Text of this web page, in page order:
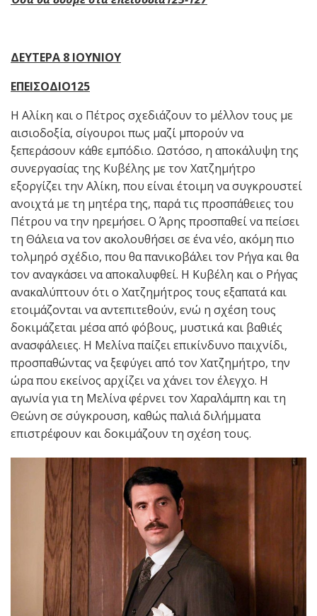
ΔΕΥΤΕΡΑ 8 ΙΟΥΝΙΟΥ
ΕΠΕΙΣΟΔΙΟ125
Η Αλίκη και ο Πέτρος σχεδιάζουν το μέλλον τους με
αισιοδοξία, σίγουροι πως μαζί μπορούν να
ξεπεράσουν κάθε εμπόδιο. Ωστόσο, η αποκάλυψη της
συνεργασίας της Κυβέλης με τον Χατζημήτρο
εξοργίζει την Αλίκη, που είναι έτοιμη να συγκρουστεί
ανοιχτά με τη μητέρα της, παρά τις προσπάθειες του
Πέτρου να την ηρεμήσει. Ο Άρης προσπαθεί να πείσει
τη Θάλεια να τον ακολουθήσει σε ένα νέο, ακόμη πιο
τολμηρό σχέδιο, που θα πανικοβάλει τον Ρήγα και θα
τον αναγκάσει να αποκαλυφθεί. Η Κυβέλη και ο Ρήγας
ανακαλύπτουν ότι ο Χατζημήτρος τους εξαπατά και
ετοιμάζονται να αντεπιτεθούν, ενώ η σχέση τους
δοκιμάζεται μέσα από φόβους, μυστικά και βαθιές
ανασφάλειες. Η Μελίνα παίζει επικίνδυνο παιχνίδι,
προσπαθώντας να ξεφύγει από τον Χατζημήτρο, την
ώρα που εκείνος αρχίζει να χάνει τον έλεγχο. Η
αγωνία για τη Μελίνα φέρνει τον Χαραλάμπη και τη
Θεώνη σε σύγκρουση, καθώς παλιά διλήμματα
επιστρέφουν και δοκιμάζουν τη σχέση τους.